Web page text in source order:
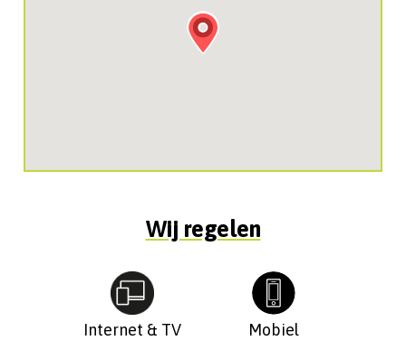
Wij regelen
Internet & TV Mobiel